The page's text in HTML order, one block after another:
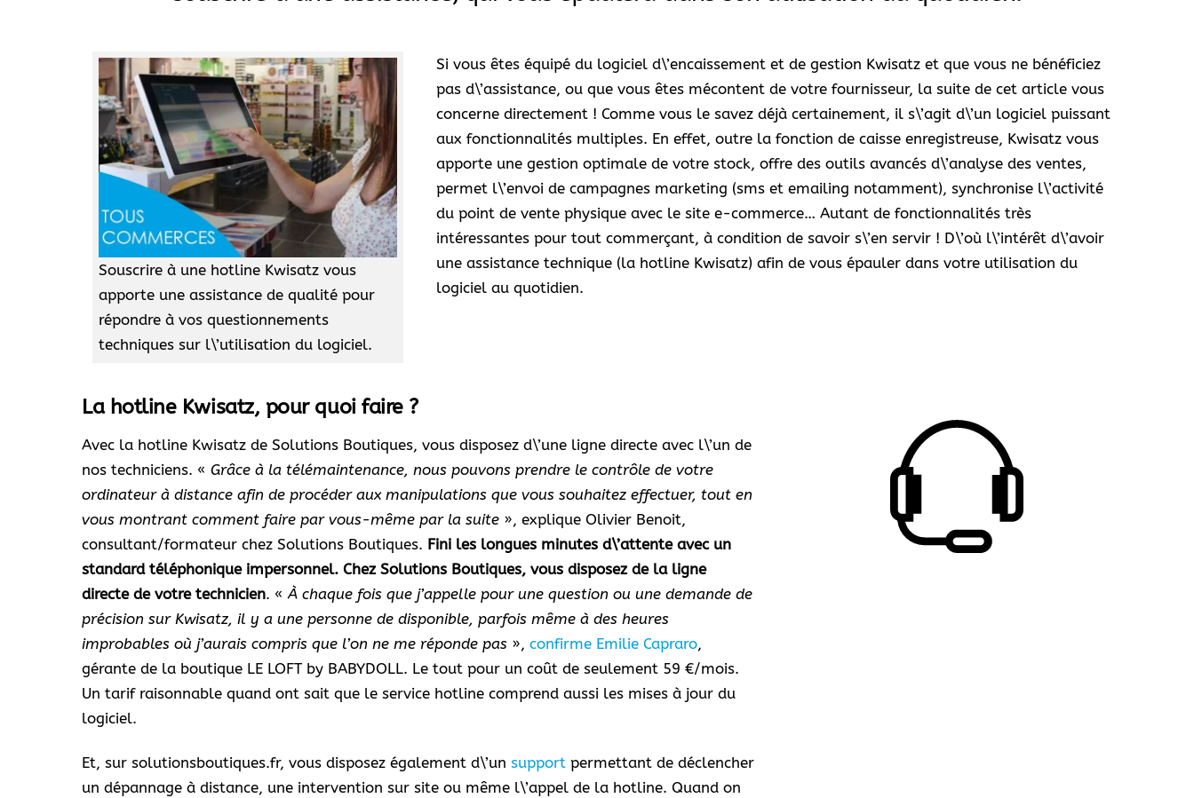
Souscrire à une hotline Kwisatz vous
apporte une assistance de qualité pour
répondre à vos questionnements
techniques sur l\’utilisation du logiciel.
Si vous êtes équipé du logiciel d\’encaissement et de gestion Kwisatz et que vous ne bénéficiez
pas d\’assistance, ou que vous êtes mécontent de votre fournisseur, la suite de cet article vous
concerne directement ! Comme vous le savez déjà certainement, il s\’agit d\’un logiciel puissant
aux fonctionnalités multiples. En effet, outre la fonction de caisse enregistreuse, Kwisatz vous
apporte une gestion optimale de votre stock, offre des outils avancés d\’analyse des ventes,
permet l\’envoi de campagnes marketing (sms et emailing notamment), synchronise l\’activité
du point de vente physique avec le site e-commerce… Autant de fonctionnalités très
intéressantes pour tout commerçant, à condition de savoir s\’en servir ! D\’où l\’intérêt d\’avoir
une assistance technique (la hotline Kwisatz) afin de vous épauler dans votre utilisation du
logiciel au quotidien.
La hotline Kwisatz, pour quoi faire ?
Avec la hotline Kwisatz de Solutions Boutiques, vous disposez d\’une ligne directe avec l\’un de
nos techniciens. « Grâce à la télémaintenance, nous pouvons prendre le contrôle de votre
ordinateur à distance afin de procéder aux manipulations que vous souhaitez effectuer, tout en
vous montrant comment faire par vous-même par la suite », explique Olivier Benoit,
consultant/formateur chez Solutions Boutiques. Fini les longues minutes d\’attente avec un
standard téléphonique impersonnel. Chez Solutions Boutiques, vous disposez de la ligne
directe de votre technicien. «À chaque fois que j’appelle pour une question ou une demande de
précision sur Kwisatz, il y a une personne de disponible, parfois même à des heures
improbables où j’aurais compris que l’on ne me réponde pas », confirme Emilie Capraro,
gérante de la boutique LE LOFT by BABYDOLL. Le tout pour un coût de seulement 59 €/mois.
Un tarif raisonnable quand ont sait que le service hotline comprend aussi les mises à jour du
logiciel.
Et, sur solutionsboutiques.fr, vous disposez également d\’un support permettant de déclencher
un dépannage à distance, une intervention sur site ou même l\’appel de la hotline. Quand on